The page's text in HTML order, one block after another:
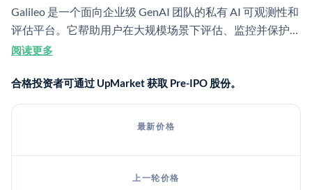
Galileo 是一个面向企业级 GenAI 团队的私有 AI 可观测性和
评估平台。它帮助用户在大规模场景下评估、监控并保护
AI 应用和智能体。该公司成立于 2021 年，总部位于旧金
阅读更多
合格投资者可通过 UpMarket 获取 Pre-IPO 股份。
最新价格
上一轮价格